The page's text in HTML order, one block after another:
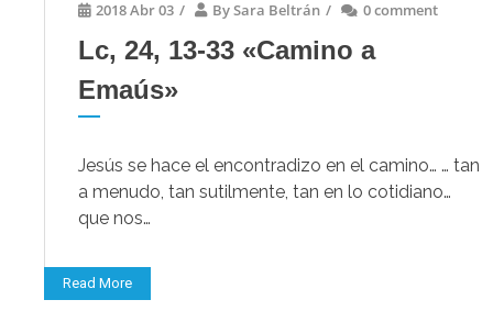
2018 Abr 03 / BySara Beltrán / 0 comment
Lc, 24, 13-33 «Camino a
Emaús»
Jesús se hace el encontradizo en el camino… … tan
a menudo, tan sutilmente, tan en lo cotidiano…
que nos…
Read More